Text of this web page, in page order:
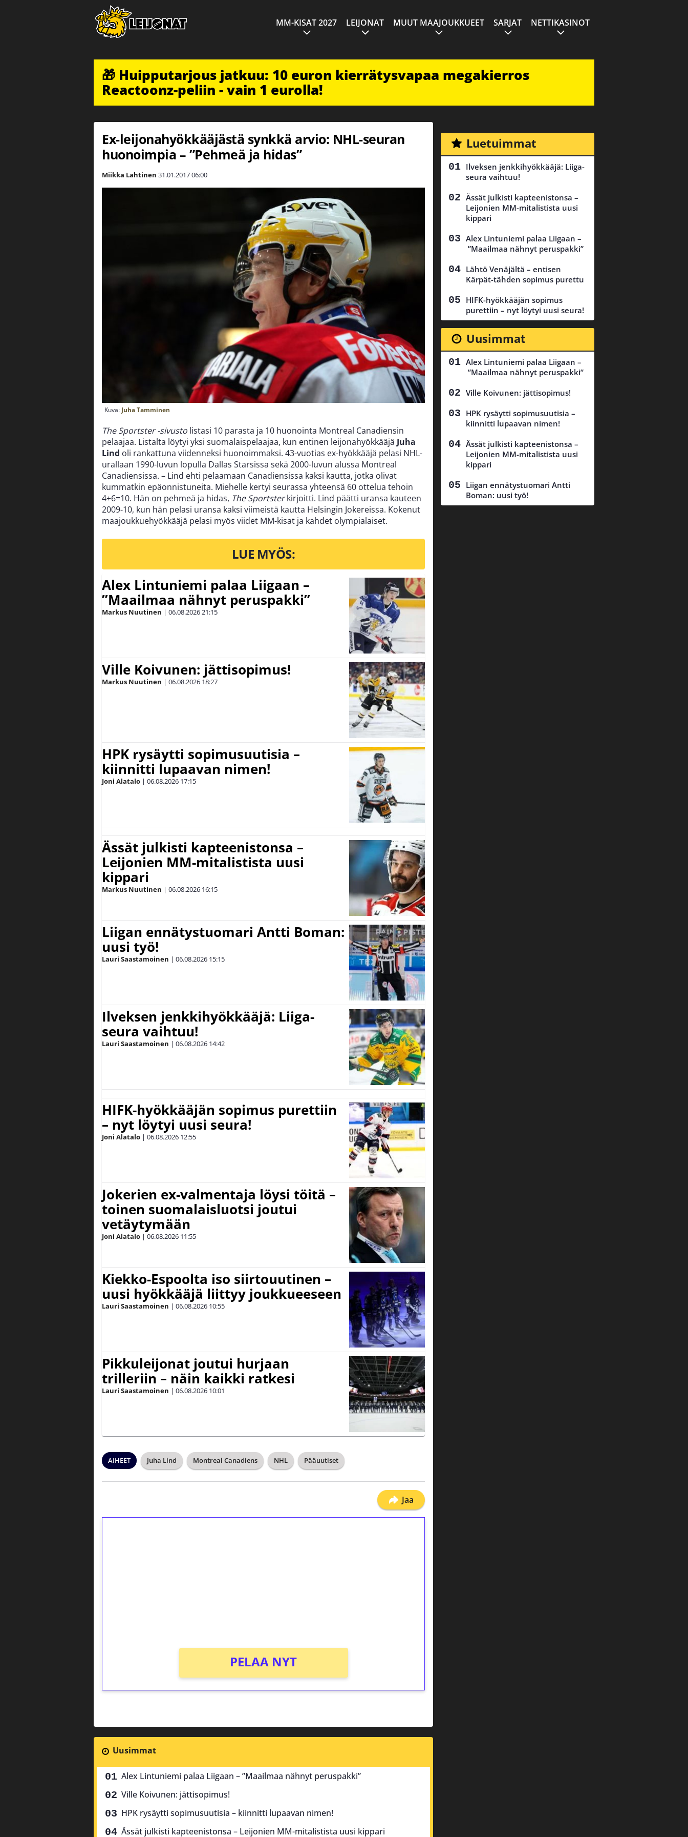
MM-KISAT 2027 LEIJONAT MUUT MAAJOUKKUEET SARJAT NETTIKASINOT
🎁 Huipputarjous jatkuu: 10 euron kierrätysvapaa megakierros
Reactoonz-peliin - vain 1 eurolla!
Ex-leijonahyökkääjästä synkkä arvio: NHL-seuran
huonoimpia – ”Pehmeä ja hidas”
Miikka Lahtinen 31.01.201706:00
Kuva: Juha Tamminen
The Sportster -sivusto listasi 10 parasta ja 10 huonointa Montreal Canadiensin
pelaajaa. Listalta löytyi yksi suomalaispelaajaa, kun entinen leijonahyökkääjä Juha
Lind oli rankattuna viidenneksi huonoimmaksi. 43-vuotias ex-hyökkääjä pelasi NHL-
urallaan 1990-luvun lopulla Dallas Starsissa sekä 2000-luvun alussa Montreal
Canadiensissa. – Lind ehti pelaamaan Canadiensissa kaksi kautta, jotka olivat
kummatkin epäonnistuneita. Miehelle kertyi seurassa yhteensä 60 ottelua tehoin
4+6=10. Hän on pehmeä ja hidas, The Sportsterkirjoitti. Lind päätti uransa kauteen
2009-10, kun hän pelasi uransa kaksi viimeistä kautta Helsingin Jokereissa. Kokenut
maajoukkuehyökkääjä pelasi myös viidet MM-kisat ja kahdet olympialaiset.
LUE MYÖS:
Alex Lintuniemi palaa Liigaan –
”Maailmaa nähnyt peruspakki”
Markus Nuutinen | 06.08.202621:15
Ville Koivunen: jättisopimus!
Markus Nuutinen | 06.08.2026 18:27
HPK rysäytti sopimusuutisia –
kiinnitti lupaavan nimen!
Joni Alatalo | 06.08.2026 17:15
Ässät julkisti kapteenistonsa –
Leijonien MM-mitalistista uusi
kippari
Markus Nuutinen | 06.08.2026 16:15
Liigan ennätystuomari Antti Boman:
uusi työ!
Lauri Saastamoinen | 06.08.2026 15:15
Ilveksen jenkkihyökkääjä: Liiga-
seura vaihtuu!
Lauri Saastamoinen | 06.08.2026 14:42
HIFK-hyökkääjän sopimus purettiin
– nyt löytyi uusi seura!
Joni Alatalo | 06.08.2026 12:55
Jokerien ex-valmentaja löysi töitä –
toinen suomalaisluotsi joutui
vetäytymään
Joni Alatalo | 06.08.2026 11:55
Kiekko-Espoolta iso siirtouutinen –
uusi hyökkääjä liittyy joukkueeseen
Lauri Saastamoinen | 06.08.2026 10:55
Pikkuleijonat joutui hurjaan
trilleriin – näin kaikki ratkesi
Lauri Saastamoinen | 06.08.2026 10:01
AIHEET Juha Lind Montreal Canadiens NHL Pääuutiset
Jaa
PELAA NYT
Uusimmat
Alex Lintuniemi palaa Liigaan – ”Maailmaa nähnyt peruspakki”
Ville Koivunen: jättisopimus!
HPK rysäytti sopimusuutisia – kiinnitti lupaavan nimen!
Ässät julkisti kapteenistonsa – Leijonien MM-mitalistista uusi kippari
Luetuimmat
Ilveksen jenkkihyökkääjä: Liiga-
seura vaihtuu!
Ässät julkisti kapteenistonsa –
Leijonien MM-mitalistista uusi
kippari
Alex Lintuniemi palaa Liigaan –
”Maailmaa nähnyt peruspakki”
Lähtö Venäjältä – entisen
Kärpät-tähden sopimus purettu
HIFK-hyökkääjän sopimus
purettiin – nyt löytyi uusi seura!
Uusimmat
Alex Lintuniemi palaa Liigaan –
”Maailmaa nähnyt peruspakki”
Ville Koivunen: jättisopimus!
HPK rysäytti sopimusuutisia –
kiinnitti lupaavan nimen!
Ässät julkisti kapteenistonsa –
Leijonien MM-mitalistista uusi
kippari
Liigan ennätystuomari Antti
Boman: uusi työ!